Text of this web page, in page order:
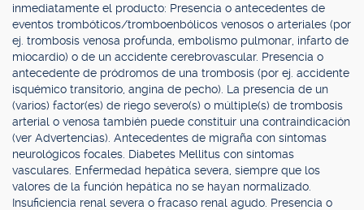
inmediatamente el producto: Presencia o antecedentes de
eventos trombóticos/tromboenbólicos venosos o arteriales (por
ej. trombosis venosa profunda, embolismo pulmonar, infarto de
miocardio) o de un accidente cerebrovascular. Presencia o
antecedente de pródromos de una trombosis (por ej. accidente
isquémico transitorio, angina de pecho). La presencia de un
(varios) factor(es) de riego severo(s) o múltiple(s) de trombosis
arterial o venosa también puede constituir una contraindicación
(ver Advertencias). Antecedentes de migraña con síntomas
neurológicos focales. Diabetes Mellitus con síntomas
vasculares. Enfermedad hepática severa, siempre que los
valores de la función hepática no se hayan normalizado.
Insuficiencia renal severa o fracaso renal agudo. Presencia o